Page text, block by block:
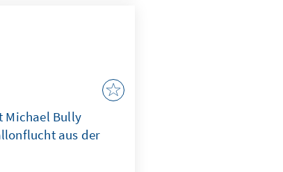
Michael Bully
aus der